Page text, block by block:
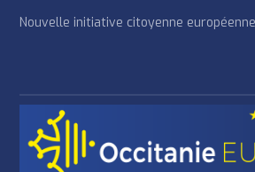
Nouvelle initiative citoyenne